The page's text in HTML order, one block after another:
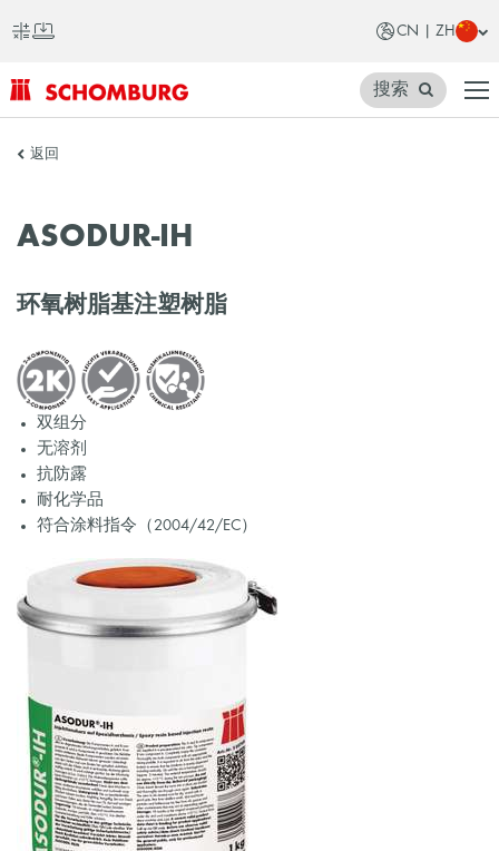
CN | ZH
SCHOMBURG
国
搜索
返回
ASODUR-IH
环氧树脂基注塑树脂
双组分
无溶剂
抗防露
耐化学品
符合涂料指令（2004/42/EC）